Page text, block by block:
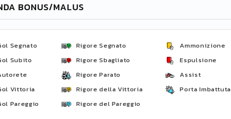
BONUS/MALUS
Segnato
Subito
Vittoria
Pareggio
Rigore Segnato
Rigore Sbagliato
Rigore Parato
Rigore della Vittoria
Rigore del Pareggio
Ammonizione
Espulsione
Assist
Porta Imbattuta